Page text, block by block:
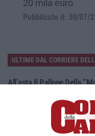
20 mila euro
Pubblicato il: 30/07/
ULTIME DAL CORRIERE
All’asta Il Pallone Della
vittoria dell’Argentina
08 Agosto, 23:28